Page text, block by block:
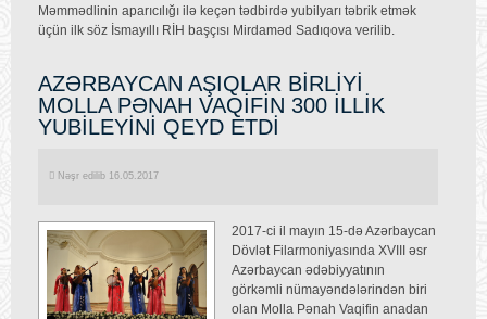
Məmmədlinin aparıcılığı ilə keçən tədbirdə yubilyarı təbrik etmək
üçün ilk söz İsmayıllı RİH başçısı Mirdaməd Sadıqova verilib.
AZƏRBAYCAN AŞIQLAR BİRLİYİ
MOLLA PƏNAH VAQİFİN 300 İLLİK
YUBİLEYİNİ QEYD ETDİ
Nəşr edilib 16.05.2017
2017-ci il mayın 15-də Azərbaycan
Dövlət Filarmoniyasında XVIII əsr
Azərbaycan ədəbiyyatının
görkəmli nümayəndələrindən biri
olan Molla Pənah Vaqifin anadan